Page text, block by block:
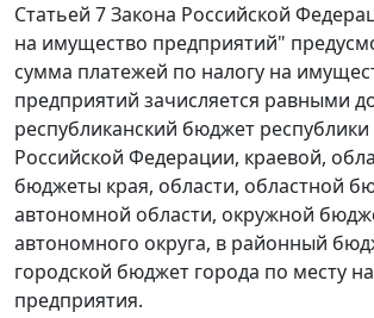
Статьей 7Закона Российской
на имущество предприятий"
сумма платежей по налогу на
предприятий зачисляется равными
республиканский бюджет республики
Российской Федерации, краевой,
бюджеты края, области, областной
автономной области, окружной
автономного округа, в районный
городской бюджет города по месту
предприятия.